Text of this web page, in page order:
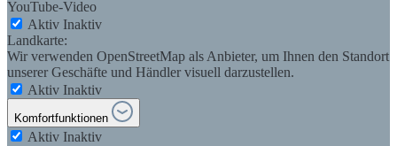
YouTube-Video
Aktiv Inaktiv
Landkarte:
Wir verwenden OpenStreetMap als Anbieter, um Ihnen den Standort
unserer Geschäfte und Händler visuell darzustellen.
Aktiv Inaktiv
Komfortfunktionen
Aktiv Inaktiv